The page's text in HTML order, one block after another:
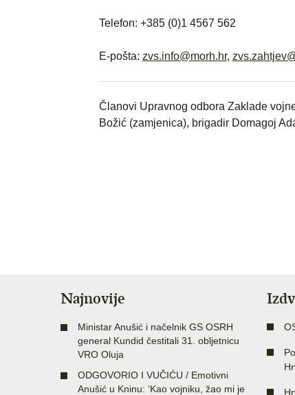
Telefon: +385 (0)1 4567 562
E-pošta: zvs.info@morh.hr,
Članovi Upravnog odbora Zaklade
Božić (zamjenica), brigadir Domagoj
Najnovije
Ministar Anušić i načelnik GS OSRH
general Kundid čestitali 31. obljetnicu
VRO Oluja
ODGOVORIO I VUČIĆU / Emotivni
Anušić u Kninu: ‘Kao vojniku, žao mi je